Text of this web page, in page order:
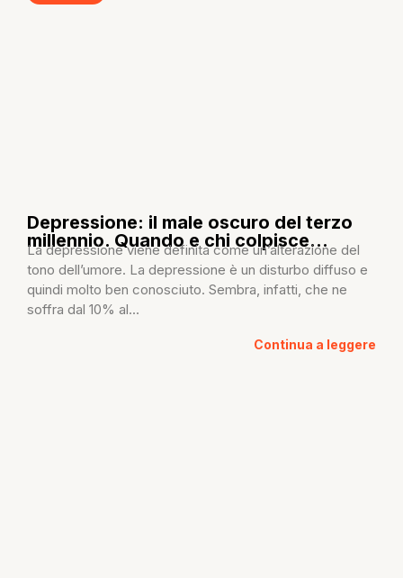
Depressione: il male oscuro del terzo
millennio. Quando e chi colpisce…
La depressione viene definita come un’alterazione del
tono dell’umore. La depressione è un disturbo diffuso e
quindi molto ben conosciuto. Sembra, infatti, che ne
soffra dal 10% al...
Continua a leggere